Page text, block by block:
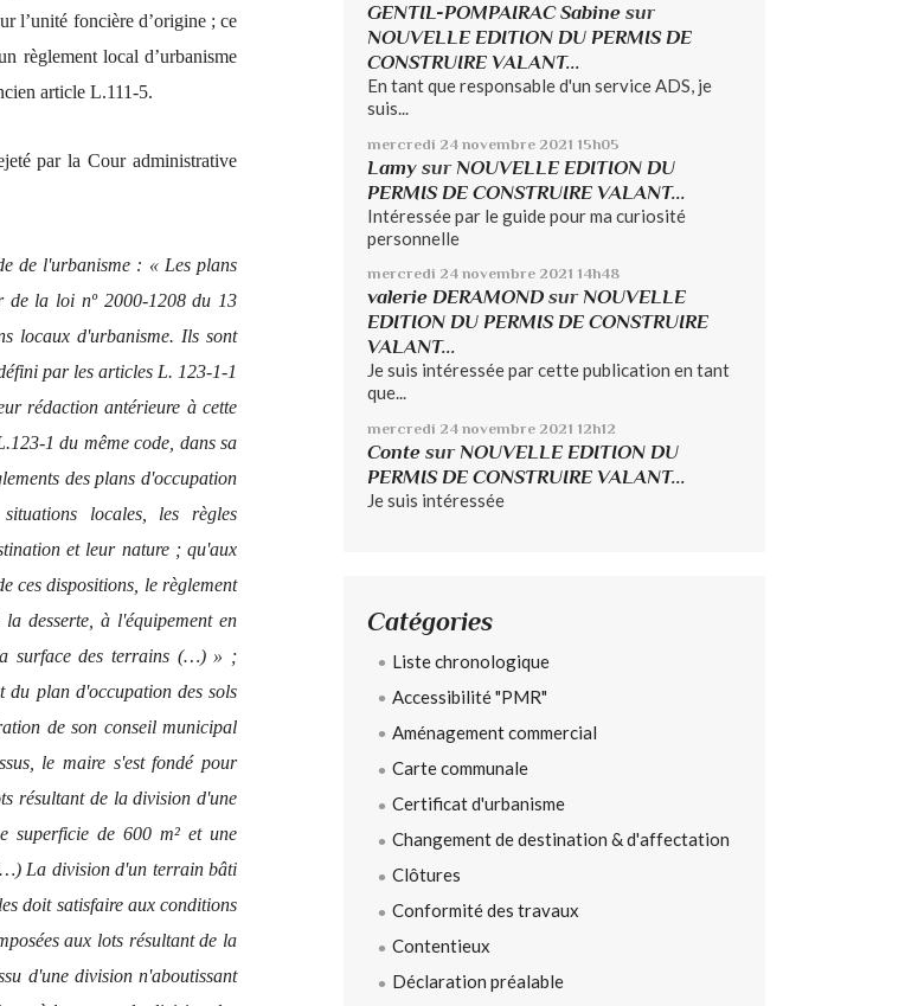
l’unité foncière d’origine ; ce
règlement local d’urbanisme
article L.111-5.
par la Cour administrative
de l'urbanisme : « Les plans
de la loi nº 2000-1208 du 13
locaux d'urbanisme. Ils sont
par les articles L. 123-1-1
rédaction antérieure à cette
1 du même code, dans sa
des plans d'occupation
locales, les règles
et leur nature ; qu'aux
ces dispositions, le règlement
desserte, à l'équipement en
surface des terrains (…) » ;
plan d'occupation des sols
de son conseil municipal
le maire s'est fondé pour
résultant de la division d'une
superficie de 600 m² et une
La division d'un terrain bâti
doit satisfaire aux conditions
aux lots résultant de la
d'une division n'aboutissant
GENTIL-POMPAIRAC Sabine sur
NOUVELLE EDITION DU PERMIS DE
CONSTRUIRE VALANT...
En tant que responsable d'un service ADS, je
suis...
mercredi 24 novembre 2021 15h05
Lamy sur NOUVELLE EDITION DU
PERMIS DE CONSTRUIRE VALANT...
Intéressée par le guide pour ma curiosité
personnelle
mercredi 24 novembre 2021 14h48
valerie DERAMOND sur NOUVELLE
EDITION DU PERMIS DE CONSTRUIRE
VALANT...
Je suis intéressée par cette publication en tant
que...
mercredi 24 novembre 2021 12h12
Conte sur NOUVELLE EDITION DU
PERMIS DE CONSTRUIRE VALANT...
Je suis intéressée
Catégories
Liste chronologique
Accessibilité "PMR"
Aménagement commercial
Carte communale
Certificat d'urbanisme
Changement de destination & d'affectation
Clôtures
Conformité des travaux
Contentieux
Déclaration préalable